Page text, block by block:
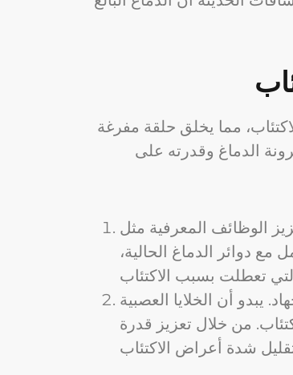
مما يخلق حلقة مفرغة
الدماغ وقدرته على
الوظائف المعرفية مثل
مع دوائر الدماغ الحالية،
يبدو أن الخلايا العصبية
من خلال تعزيز قدرة